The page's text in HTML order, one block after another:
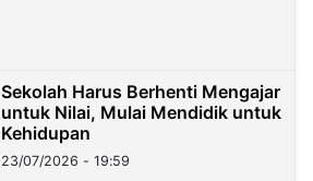
Sekolah Harus Berhenti Mengajar
untuk Nilai, Mulai Mendidik untuk
Kehidupan
23/07/2026 - 19:59